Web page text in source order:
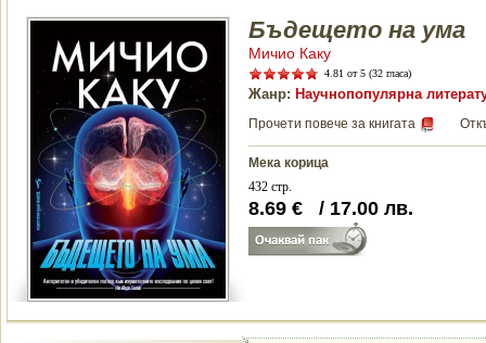
Бъдещето на ума
Мичио Каку
4.81 от 5 (32 гласа)
Жанр: Научнопопулярна
Прочети повече за книгата
Мека корица
432 стр.
8.69 € / 17.00 лв.